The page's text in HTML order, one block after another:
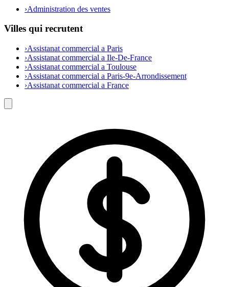
›Administration des ventes
Villes qui recrutent
›Assistanat commercial a Paris
›Assistanat commercial a Ile-De-France
›Assistanat commercial a Toulouse
›Assistanat commercial a Paris-9e-Arrondissement
›Assistanat commercial a France